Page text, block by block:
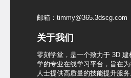
邮箱：timmy@365.3dscg.com
关于我们
零刻学堂，是一个致力于 3D
学的专业在线学习平台，旨在
人士提供高质量的技能提升服